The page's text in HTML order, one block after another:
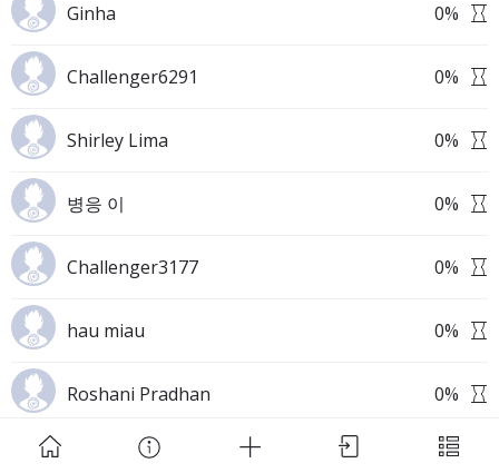
Ginha 0%
Challenger6291 0%
Shirley Lima 0%
병응 이 0%
Challenger3177 0%
hau miau 0%
Roshani Pradhan 0%
radhika srivastav 0%
Download Challenge Achieved App?
Challenge Achieved is self-improvement social
network. Start creating challenges, set goals and
make new habits!
Skip Download App